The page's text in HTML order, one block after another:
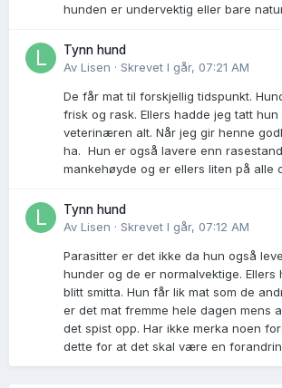
hunden er undervektig eller bare
Tynn hund
Av Lisen · Skrevet I går, 07:21 AM
De får mat til forskjellig tidspunkt.
frisk og rask. Ellers hadde jeg tatt hun
veterinæren alt. Når jeg gir henne
ha. Hun er også lavere enn
mankehøyde og er ellers liten på alle
Tynn hund
Av Lisen · Skrevet I går, 07:12 AM
Parasitter er det ikke da hun også
hunder og de er normalvektige. Ellers
blitt smitta. Hun får lik mat som de
er det mat fremme hele dagen mens
det spist opp. Har ikke merka noen
dette for at det skal være en